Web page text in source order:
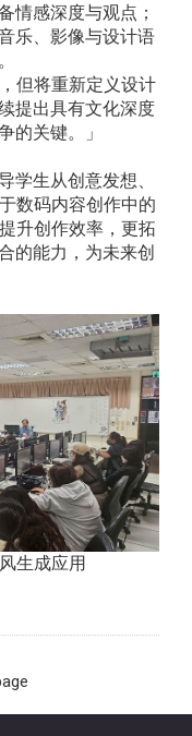
情感深度与观点；
乐、影像与设计语
但将重新定义设计
提出具有文化深度
的关键。」
学生从创意发想、
数码内容创作中的
升创作效率，更拓
的能力，为未来创
生成应用